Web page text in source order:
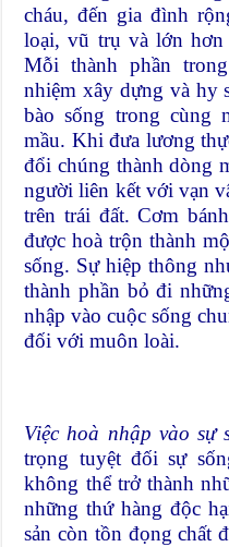
cháu, đến gia đình
loại, vũ trụ và lớn hơn
Mỗi thành phần
nhiệm xây dựng và hy
bào sống trong cùng
mầu. Khi đưa lương
đổi chúng thành dòng
người liên kết với vạn
trên trái đất. Cơm
được hoà trộn thành
sống. Sự hiệp thông
thành phần bỏ đi
nhập vào cuộc sống
đối với muôn loài.
Việc hoà nhập vào sự
trọng tuyệt đối sự
không thể trở thành
những thứ hàng độc
sản còn tồn đọng chất